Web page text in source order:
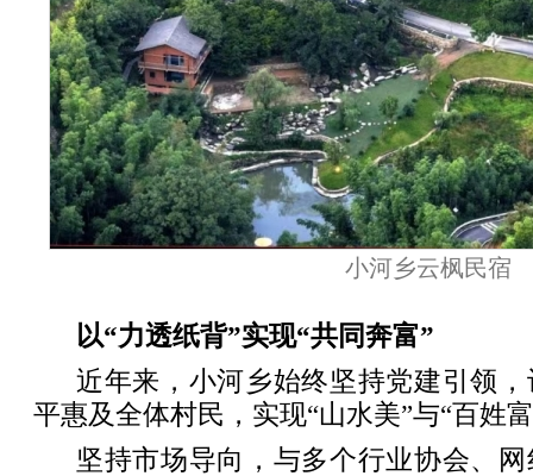
小河乡云枫民宿
以“力透纸背”实现“共同奔富”
近年来，小河乡始终坚持党建引领
平惠及全体村民，实现“山水美”与“百姓
坚持市场导向，与多个行业协会、